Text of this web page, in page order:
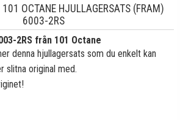
101 OCTANE HJULLAGERSATS (FRAM)
6003-2RS
2RS från 101 Octane
denna hjullagersats som du enkelt kan
slitna original med.